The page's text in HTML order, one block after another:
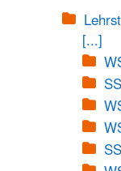
[...]